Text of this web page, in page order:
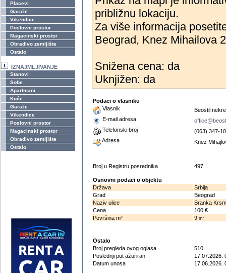
Placevi
Garaže
Vikendice
Poslovni prostor
Magacinski prostor
Obradivo zemljište
Ostalo
IZNAJMLJIVANJE
Stanovi
Sobe
Apartmani
Kuće
Garaže
Vikendice
Poslovni prostor
Magacinski prostor
Obradivo zemljište
Ostalo
približnu lokaciju.
Za više informacija
Beograd, Knez Mihailova
Snižena cena: da
Uknjižen: da
Podaci o vlasniku
Vlasnik
Beostil
E-mail adresa
Telefonski broj
(063) 347-
Adresa
Knez
Broj u Registru posrednika 497
Osnovni podaci o objektu
Država
Srbija
Grad
Beograd
Naziv ulice
Branka
Cena
100 €
Površina m²
9 m2
Ostalo
Broj pregleda ovog oglasa
510
Poslednji put ažuriran
17.07.2026.
Datum unosa
17.06.2026.